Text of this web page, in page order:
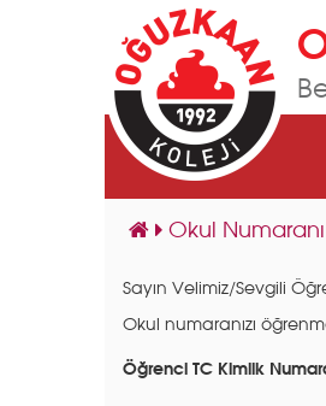
Okul
Sayın Velimiz/Sevgili
Okul numaranızı
Öğrenci TC Kimlik